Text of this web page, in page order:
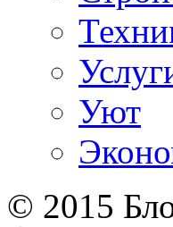
Уют
© 2015